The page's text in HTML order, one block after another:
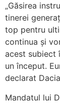
„Găsirea
tinerei
top pentru
continua şi
acest subiect
un început.
declarat
Mandatul lui